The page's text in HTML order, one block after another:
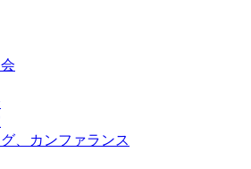
、カンファランス